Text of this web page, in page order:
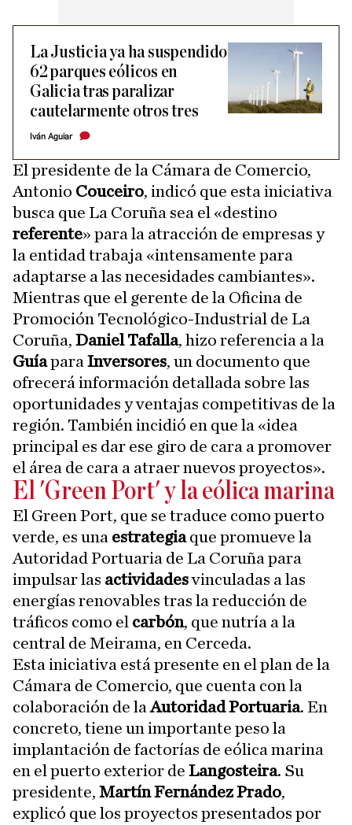
La Justicia ya ha suspendido
62 parques eólicos en
Galicia tras paralizar
cautelarmente otros tres
Iván Aguiar
El presidente de la Cámara de Comercio,
Antonio Couceiro, indicó que esta iniciativa
busca que La Coruña sea el «destino
referente» para la atracción de empresas y
la entidad trabaja «intensamente para
adaptarse a las necesidades cambiantes».
Mientras que el gerente de la Oficina de
Promoción Tecnológico-Industrial de La
Coruña, Daniel Tafalla, hizo referencia a la
Guíapara Inversores, un documento que
ofrecerá información detallada sobre las
oportunidades y ventajas competitivas de la
región. También incidió en que la «idea
principal es dar ese giro de cara a promover
el área de cara a atraer nuevos proyectos».
El 'Green Port' y la eólica marina
El Green Port, que se traduce como puerto
verde, es una estrategiaque promueve la
Autoridad Portuaria de La Coruña para
impulsar las actividadesvinculadas a las
energías renovables tras la reducción de
tráficos como el carbón, que nutría a la
central de Meirama, en Cerceda.
Esta iniciativa está presente en el plan de la
Cámara de Comercio, que cuenta con la
colaboración de laAutoridad Portuaria. En
concreto, tiene un importante peso la
implantación de factorías de eólica marina
en el puerto exterior de Langosteira. Su
presidente, Martín Fernández Prado,
explicó que los proyectos presentados por